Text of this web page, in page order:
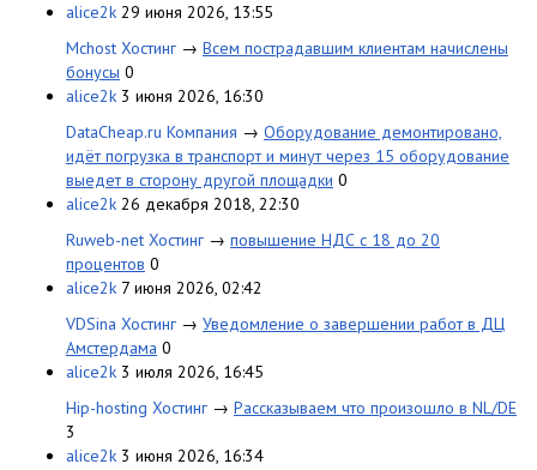
alice2k 29 июня 2026, 13:55
Mchost Хостинг → Всем пострадавшим клиентам начислены
бонусы 0
alice2k 3 июня 2026, 16:30
DataCheap.ru Компания → Оборудование демонтировано,
идёт погрузка в транспорт и минут через 15 оборудование
выедет в сторону другой площадки 0
alice2k 26 декабря 2018, 22:30
Ruweb-net Хостинг → повышение НДС с 18 до 20
процентов 0
alice2k 7 июня 2026, 02:42
VDSina Хостинг → Уведомление о завершении работ в ДЦ
Амстердама 0
alice2k 3 июля 2026, 16:45
Hip-hosting Хостинг → Рассказываем что произошло в NL/DE
3
alice2k 3 июня 2026, 16:34